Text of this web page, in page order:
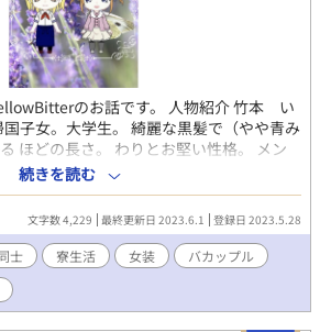
のお話です。 人物紹介 竹本 い
子女。大学生。 綺麗な黒髪で（やや青み
ほどの長さ。 わりとお堅い性格。 メン
やすい。 Sweetの２人とは良識ある付き
性格がいまいち掴めずに戸惑う日々。 松
ｃｍ 21歳。金髪。クォーター。 事務所の
煙したり飲酒する。 実家との間を行った
味。 既にお付き合いしているので、その
ってみてください(^^)/
続きを読む
文字数 4,229 最終更新日 2023.6.1 登録日 2023.5.28
士 寮生活 女装
バカップル